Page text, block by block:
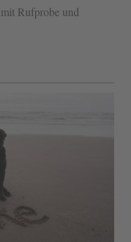
Rufprobe und